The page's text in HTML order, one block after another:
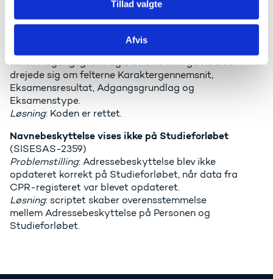
Tillad valgte
Afvis
nemStudie: Oplysninger bliver ikke gemt på fanen
(SISESAS-2607)
fanen Adgangsgrundlag blev ofte ikke gemt. Det
drejede sig om felterne Karaktergennemsnit,
Eksamensresultat, Adgangsgrundlag og
Eksamenstype.
Løsning: Koden er rettet.
Navnebeskyttelse vises ikke på Studieforløbet
(SISESAS-2359)
Problemstilling: Adressebeskyttelse blev ikke
opdateret korrekt på Studieforløbet, når data fra
CPR-registeret var blevet opdateret.
Løsning: scriptet skaber overensstemmelse
mellem Adressebeskyttelse ​på Personen og
Studieforløbet.